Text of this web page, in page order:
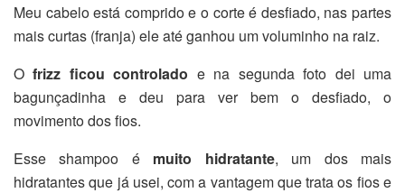
Meu cabelo está comprido e o corte é desfiado, nas partes
mais curtas (franja) ele até ganhou um voluminho na raiz.
Ofrizz ficou controlado e na segunda foto dei uma
bagunçadinha e deu para ver bem o desfiado, o
movimento dos fios.
Esse shampoo é muito hidratante, um dos mais
hidratantes que já usei, com a vantagem que trata os fios e